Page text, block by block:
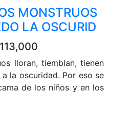
MONSTRUOS
LA OSCURID
lloran, tiemblan, tienen
la oscuridad. Por eso se
de los niños y en los